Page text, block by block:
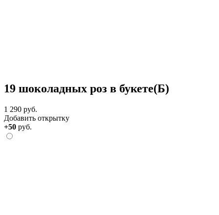
19 шоколадных роз в букете(Б)
1 290 руб.
Добавить открытку
+50 руб.